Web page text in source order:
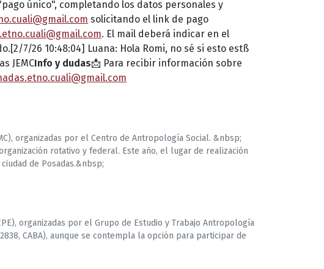
único", completando los datos personales y
solicitando el link de pago
. El mail deberá indicar en el
7/26 10:48:04] Luana: Hola Romi, no sé si esto estß
JEMCInfo y dudas📩 Para recibir información sobre
organizadas por el Centro de Antropología Social. &nbsp;
rotativo y federal. Este año, el lugar de realización
de Posadas.&nbsp;
organizadas por el Grupo de Estudio y Trabajo Antropología
CABA), aunque se contempla la opción para participar de